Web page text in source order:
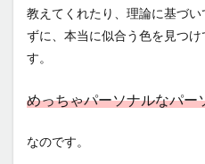
教えてくれたり、理論に基づ
ずに、本当に似合う色を見つ
す。
めっちゃパーソナルなパー
なのです。